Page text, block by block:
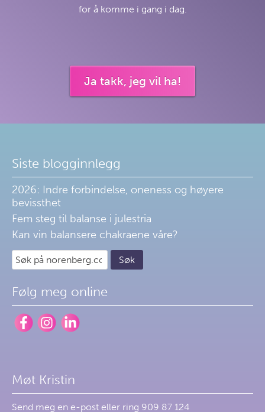
for å komme i gang i dag.
Ja takk, jeg vil ha!
Siste blogginnlegg
2026: Indre forbindelse, oneness og høyere
bevissthet
Fem steg til balanse i julestria
Kan vin balansere chakraene våre?
Følg meg online
Møt Kristin
Send meg en e-post eller ring 909 87 124